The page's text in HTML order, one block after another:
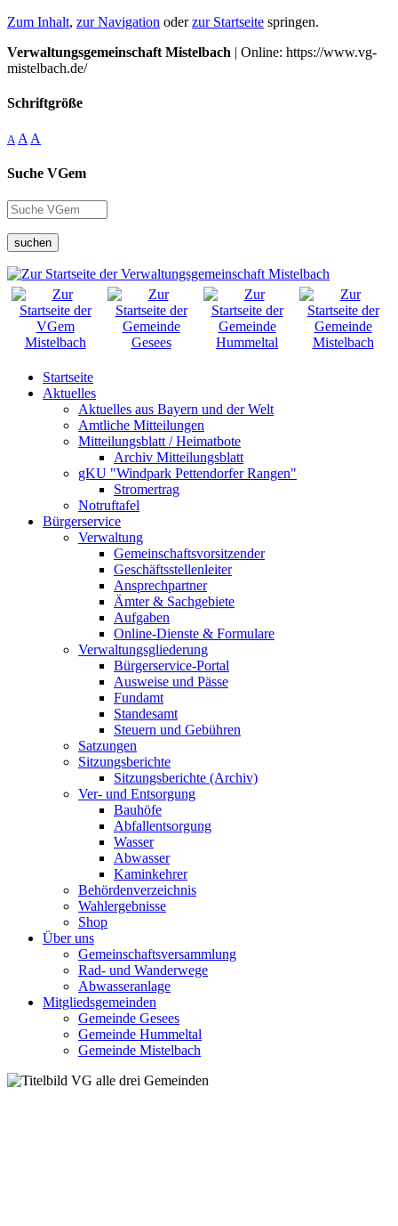
Zum Inhalt, zur Navigation oderzur Startseite springen.
Verwaltungsgemeinschaft Mistelbach | Online: https://www.vg-
mistelbach.de/
Schriftgröße
A A A
Suche VGem
suchen
Startseite
Aktuelles
Aktuelles aus Bayern und der Welt
Amtliche Mitteilungen
Mitteilungsblatt / Heimatbote
Archiv Mitteilungsblatt
gKU "Windpark Pettendorfer Rangen"
Stromertrag
Notruftafel
Bürgerservice
Verwaltung
Gemeinschaftsvorsitzender
Geschäftsstellenleiter
Ansprechpartner
Ämter & Sachgebiete
Aufgaben
Online-Dienste & Formulare
Verwaltungsgliederung
Bürgerservice-Portal
Ausweise und Pässe
Fundamt
Standesamt
Steuern und Gebühren
Satzungen
Sitzungsberichte
Sitzungsberichte (Archiv)
Ver- und Entsorgung
Bauhöfe
Abfallentsorgung
Wasser
Abwasser
Kaminkehrer
Behördenverzeichnis
Wahlergebnisse
Shop
Über uns
Gemeinschaftsversammlung
Rad- und Wanderwege
Abwasseranlage
Mitgliedsgemeinden
Gemeinde Gesees
Gemeinde Hummeltal
Gemeinde Mistelbach